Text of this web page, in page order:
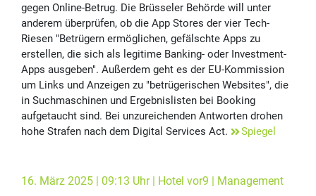
gegen Online-Betrug. Die Brüsseler Behörde will unter
anderem überprüfen, ob die App Stores der vier Tech-
Riesen "Betrügern ermöglichen, gefälschte Apps zu
erstellen, die sich als legitime Banking- oder Investment-
Apps ausgeben". Außerdem geht es der EU-Kommission
um Links und Anzeigen zu "betrügerischen Websites", die
in Suchmaschinen und Ergebnislisten bei Booking
aufgetaucht sind. Bei unzureichenden Antworten drohen
hohe Strafen nach dem Digital Services Act.
Spiegel
16. März 2025 | 09:13 Uhr | Hotel vor9 | Management